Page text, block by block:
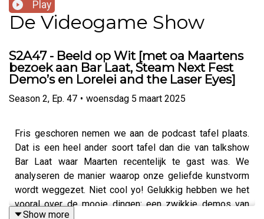
Play
De Videogame Show
S2A47 - Beeld op Wit [met oa Maartens
bezoek aan Bar Laat, Steam Next Fest
Demo’s en Lorelei and the Laser Eyes]
Season 2, Ep. 47 • woensdag 5 maart 2025
Fris geschoren nemen we aan de podcast tafel plaats.
Dat is een heel ander soort tafel dan die van talkshow
Bar Laat waar Maarten recentelijk te gast was. We
analyseren de manier waarop onze geliefde kunstvorm
wordt weggezet. Niet cool yo! Gelukkig hebben we het
vooral over de mooie dingen: een zwikkie demos van
Show more